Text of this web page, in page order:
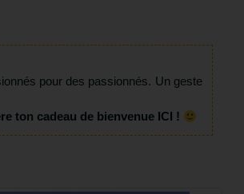
pour des passionnés. Un geste
ton cadeau de bienvenue ICI !